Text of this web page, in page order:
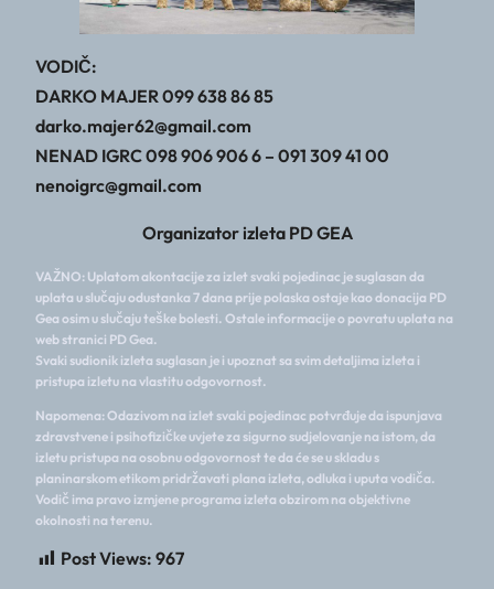
VODIČ:
DARKO MAJER 099 638 86 85
darko.majer62@gmail.com
NENAD IGRC 098 906 906 6 – 091 309 41 00
nenoigrc@gmail.com
Organizator izleta PD GEA
VAŽNO: Uplatom akontacije za izlet svaki pojedinac je suglasan da
uplata u slučaju odustanka 7 dana prije polaska ostaje kao donacija PD
Gea osim u slučaju teške bolesti. Ostale informacije o povratu uplata na
web stranici PD Gea.
Svaki sudionik izleta suglasan je i upoznat sa svim detaljima izleta i
pristupa izletu na vlastitu odgovornost.
Napomena: Odazivom na izlet svaki pojedinac potvrđuje da ispunjava
zdravstvene i psihofizičke uvjete za sigurno sudjelovanje na istom, da
izletu pristupa na osobnu odgovornost te da će se u skladu s
planinarskom etikom pridržavati plana izleta, odluka i uputa vodiča.
Vodič ima pravo izmjene programa izleta obzirom na objektivne
okolnosti na terenu.
Post Views: 967